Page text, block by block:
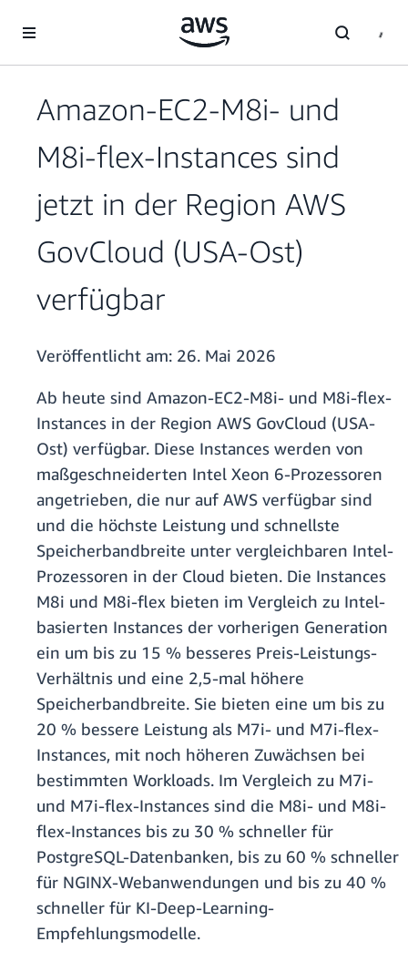
Überspringen zum Hauptinhalt
Amazon-EC2-M8i- und
M8i-flex-Instances sind
jetzt in der Region AWS
GovCloud (USA-Ost)
verfügbar
Veröffentlicht am: 26. Mai 2026
Ab heute sind Amazon-EC2-M8i- und M8i-flex-
Instances in der Region AWS GovCloud (USA-
Ost) verfügbar. Diese Instances werden von
maßgeschneiderten Intel Xeon 6-Prozessoren
angetrieben, die nur auf AWS verfügbar sind
und die höchste Leistung und schnellste
Speicherbandbreite unter vergleichbaren Intel-
Prozessoren in der Cloud bieten. Die Instances
M8i und M8i-flex bieten im Vergleich zu Intel-
basierten Instances der vorherigen Generation
ein um bis zu 15 % besseres Preis-Leistungs-
Verhältnis und eine 2,5-mal höhere
Speicherbandbreite. Sie bieten eine um bis zu
20 % bessere Leistung als M7i- und M7i-flex-
Instances, mit noch höheren Zuwächsen bei
bestimmten Workloads. Im Vergleich zu M7i-
und M7i-flex-Instances sind die M8i- und M8i-
flex-Instances bis zu 30 % schneller für
PostgreSQL-Datenbanken, bis zu 60 % schneller
für NGINX-Webanwendungen und bis zu 40 %
schneller für KI-Deep-Learning-
Empfehlungsmodelle.